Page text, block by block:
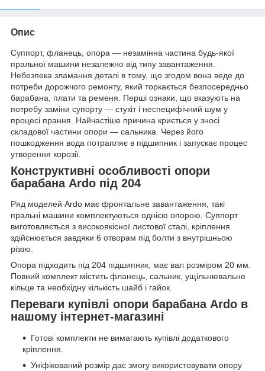
Опис
Суппорт, фланець, опора — незамінна частина будь-якої
пральної машини незалежно від типу завантаження.
Небезпека зламання деталі в тому, що згодом вона веде до
потреби дорожчого ремонту, який торкається безпосередньо
барабана, плати та ременя. Перші ознаки, що вказують на
потребу заміни супорту — стукіт і неспецифічний шум у
процесі прання. Найчастіше причина криється у зносі
складової частини опори — сальника. Через його
пошкодження вода потрапляє в підшипник і запускає процес
утворення корозії.
Конструктивні особливості опори
барабана Ardo під 204
Ряд моделей Ardo має фронтальне завантаження, такі
пральні машини комплектуються однією опорою. Суппорт
виготовляється з високоякісної листової сталі, кріплення
здійснюється завдяки 6 отворам під болти з внутрішньою
різзю.
Опора підходить під 204 підшипник, має вал розміром 20 мм.
Повний комплект містить фланець, сальник, ущільнювальне
кільце та необхідну кількість шайб і гайок.
Переваги купівлі опори барабана Ardo в
нашому інтернет-магазині
Готові комплекти не вимагають купівлі додаткового
кріплення.
Уніфікований розмір дає змогу використовувати опору